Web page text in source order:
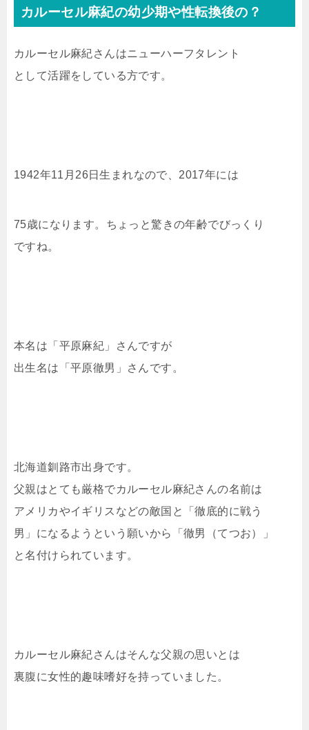
カルーセル麻紀の幼少期や性転換後の？
カルーセル麻紀さんはニューハーフタレント
として活躍をしている方です。
1942年11月26日生まれなので、2017年には
75歳になります。ちょっと驚きの年齢でびっくり
ですね。
本名は「平原麻紀」さんですが
出生名は「平原徹男」さんです。
北海道釧路市出身です。
父親はとても厳格でカルーセル麻紀さんの名前は
アメリカやイギリスなどの敵国と「徹底的に戦う
男」になるようという願いから「徹男（てつお）」
と名付けられています。
カルーセル麻紀さんはそんな父親の思いとは
裏腹に女性的趣味嗜好を持っていました。